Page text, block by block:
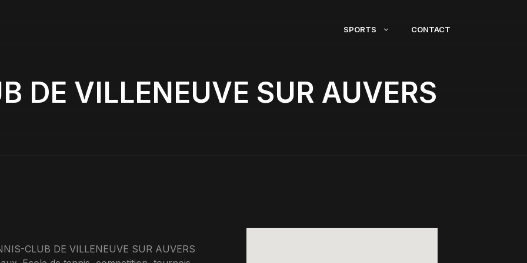
SPORTS CONTACT
DE VILLENEUVE SUR AUVERS
CLUB DE VILLENEUVE SUR AUVERS